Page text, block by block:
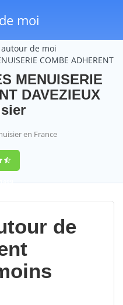
moi
de moi
COMBE ADHERENT
MENUISERIE
DAVEZIEUX
en France
1499
de